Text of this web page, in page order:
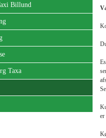
Billund
Taxa
er